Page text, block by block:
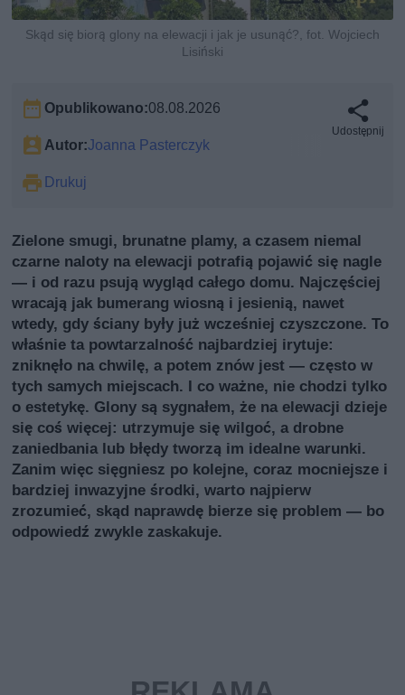
Skąd się biorą glony na elewacji i jak je usunąć?, fot. Wojciech
Lisiński
Opublikowano:08.08.2026
Autor:Joanna Pasterczyk
Drukuj
Udostępnij
Zielone smugi, brunatne plamy, a czasem niemal
czarne naloty na elewacji potrafią pojawić się nagle
— i od razu psują wygląd całego domu. Najczęściej
wracają jak bumerang wiosną i jesienią, nawet
wtedy, gdy ściany były już wcześniej czyszczone. To
właśnie ta powtarzalność najbardziej irytuje:
zniknęło na chwilę, a potem znów jest — często w
tych samych miejscach. I co ważne, nie chodzi tylko
o estetykę. Glony są sygnałem, że na elewacji dzieje
się coś więcej: utrzymuje się wilgoć, a drobne
zaniedbania lub błędy tworzą im idealne warunki.
Zanim więc sięgniesz po kolejne, coraz mocniejsze i
bardziej inwazyjne środki, warto najpierw
zrozumieć, skąd naprawdę bierze się problem — bo
odpowiedź zwykle zaskakuje.